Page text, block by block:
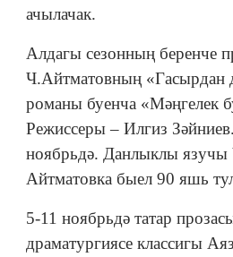
ачылачак.
Алдагы сезонның беренче
Ч.Айтматовның «Гасырдан
романы буенча «Мәңгелек
Режиссеры – Илгиз
ноябрьдә. Данлыклы
Айтматовка быел 90 яшь
5-11 ноябрьдә татар
драматургиясе классигы